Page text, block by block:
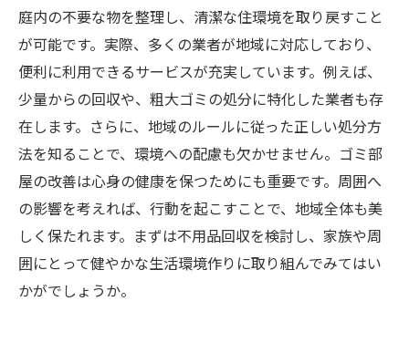
庭内の不要な物を整理し、清潔な住環境を取り戻すこと
が可能です。実際、多くの業者が地域に対応しており、
便利に利用できるサービスが充実しています。例えば、
少量からの回収や、粗大ゴミの処分に特化した業者も存
在します。さらに、地域のルールに従った正しい処分方
法を知ることで、環境への配慮も欠かせません。ゴミ部
屋の改善は心身の健康を保つためにも重要です。周囲へ
の影響を考えれば、行動を起こすことで、地域全体も美
しく保たれます。まずは不用品回収を検討し、家族や周
囲にとって健やかな生活環境作りに取り組んでみてはい
かがでしょうか。